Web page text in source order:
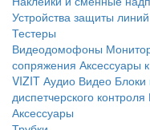
Устройства защиты линий
Тестеры
Видеодомофоны
сопряжения Аксессуары
VIZIT Аудио Видео Блоки
диспетчерского контроля
Аксессуары